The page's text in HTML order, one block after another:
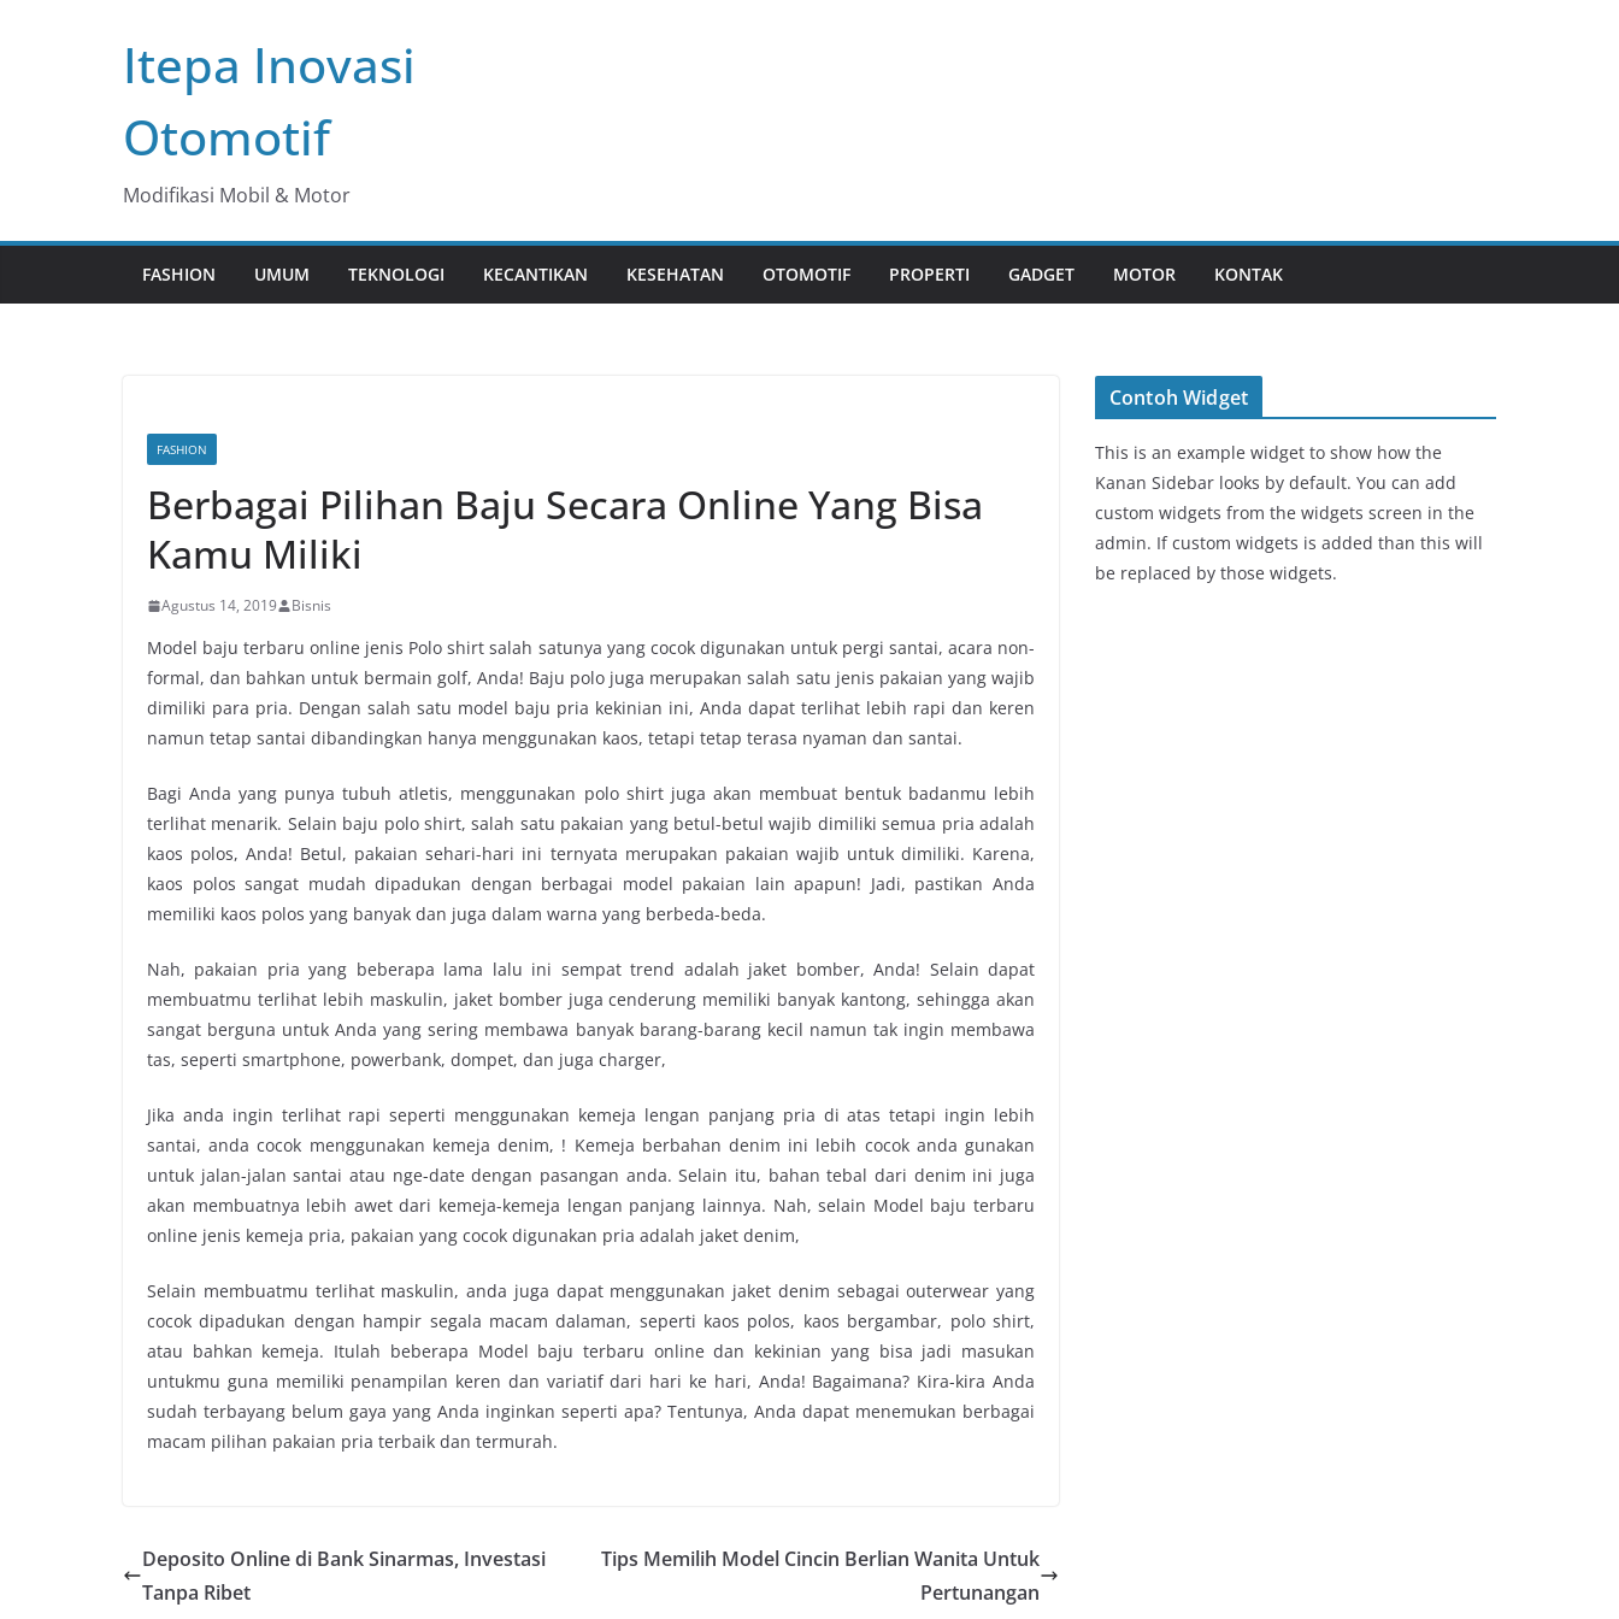
Itepa Inovasi
Otomotif
Modifikasi Mobil & Motor
FASHION UMUM TEKNOLOGI KECANTIKAN KESEHATAN OTOMOTIF PROPERTI GADGET MOTOR KONTAK
FASHION
Berbagai Pilihan Baju Secara Online Yang Bisa
Kamu Miliki
Agustus 14, 2019 Bisnis
Model baju terbaru online jenis Polo shirt salah satunya yang cocok digunakan untuk pergi santai, acara non-
formal, dan bahkan untuk bermain golf, Anda! Baju polo juga merupakan salah satu jenis pakaian yang wajib
dimiliki para pria. Dengan salah satu model baju pria kekinian ini, Anda dapat terlihat lebih rapi dan keren
namun tetap santai dibandingkan hanya menggunakan kaos, tetapi tetap terasa nyaman dan santai.
Bagi Anda yang punya tubuh atletis, menggunakan polo shirt juga akan membuat bentuk badanmu lebih
terlihat menarik. Selain baju polo shirt, salah satu pakaian yang betul-betul wajib dimiliki semua pria adalah
kaos polos, Anda! Betul, pakaian sehari-hari ini ternyata merupakan pakaian wajib untuk dimiliki. Karena,
kaos polos sangat mudah dipadukan dengan berbagai model pakaian lain apapun! Jadi, pastikan Anda
memiliki kaos polos yang banyak dan juga dalam warna yang berbeda-beda.
Nah, pakaian pria yang beberapa lama lalu ini sempat trend adalah jaket bomber, Anda! Selain dapat
membuatmu terlihat lebih maskulin, jaket bomber juga cenderung memiliki banyak kantong, sehingga akan
sangat berguna untuk Anda yang sering membawa banyak barang-barang kecil namun tak ingin membawa
tas, seperti smartphone, powerbank, dompet, dan juga charger,
Jika anda ingin terlihat rapi seperti menggunakan kemeja lengan panjang pria di atas tetapi ingin lebih
santai, anda cocok menggunakan kemeja denim, ! Kemeja berbahan denim ini lebih cocok anda gunakan
untuk jalan-jalan santai atau nge-date dengan pasangan anda. Selain itu, bahan tebal dari denim ini juga
akan membuatnya lebih awet dari kemeja-kemeja lengan panjang lainnya. Nah, selain Model baju terbaru
online jenis kemeja pria, pakaian yang cocok digunakan pria adalah jaket denim,
Selain membuatmu terlihat maskulin, anda juga dapat menggunakan jaket denim sebagai outerwear yang
cocok dipadukan dengan hampir segala macam dalaman, seperti kaos polos, kaos bergambar, polo shirt,
atau bahkan kemeja. Itulah beberapa Model baju terbaru online dan kekinian yang bisa jadi masukan
untukmu guna memiliki penampilan keren dan variatif dari hari ke hari, Anda! Bagaimana? Kira-kira Anda
sudah terbayang belum gaya yang Anda inginkan seperti apa? Tentunya, Anda dapat menemukan berbagai
macam pilihan pakaian pria terbaik dan termurah.
Deposito Online di Bank Sinarmas, Investasi
Tanpa Ribet
Tips Memilih Model Cincin Berlian Wanita Untuk
Pertunangan
Contoh Widget
This is an example widget to show how the
Kanan Sidebar looks by default. You can add
custom widgets from the widgets screen in the
admin. If custom widgets is added than this will
be replaced by those widgets.